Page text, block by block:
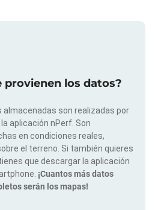
provienen los datos?
almacenadas son realizadas por
aplicación nPerf. Son
en condiciones reales,
el terreno. Si también quieres
que descargar la aplicación
¡Cuantos más datos
serán los mapas!